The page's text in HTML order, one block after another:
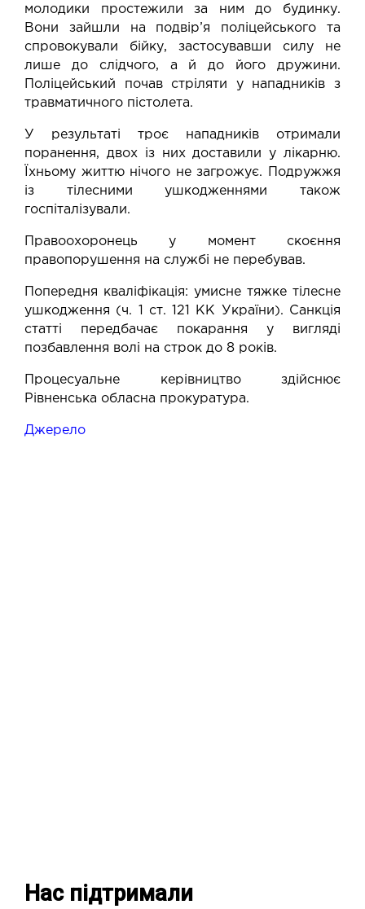
молодики простежили за ним до будинку.
Вони зайшли на подвір’я поліцейського та
спровокували бійку, застосувавши силу не
лише до слідчого, а й до його дружини.
Поліцейський почав стріляти у нападників з
травматичного пістолета.
У результаті троє нападників отримали
поранення, двох із них доставили у лікарню.
Їхньому життю нічого не загрожує. Подружжя
із тілесними ушкодженнями також
госпіталізували.
Правоохоронець у момент скоєння
правопорушення на службі не перебував.
Попередня кваліфікація: умисне тяжке тілесне
ушкодження (ч. 1 ст. 121 КК України). Санкція
статті передбачає покарання у вигляді
позбавлення волі на строк до 8 років.
Процесуальне керівництво здійснює
Рівненська обласна прокуратура.
Джерело
Нас підтримали